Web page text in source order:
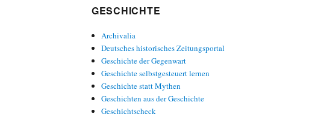
GESCHICHTE
Archivalia
Deutsches historisches Zeitungsportal
Geschichte der Gegenwart
Geschichte selbstgesteuert lernen
Geschichte statt Mythen
Geschichten aus der Geschichte
Geschichtscheck